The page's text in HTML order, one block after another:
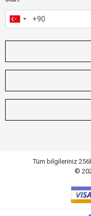
Tüm bilgileriniz
©